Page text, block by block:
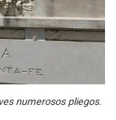
numerosos pliegos.